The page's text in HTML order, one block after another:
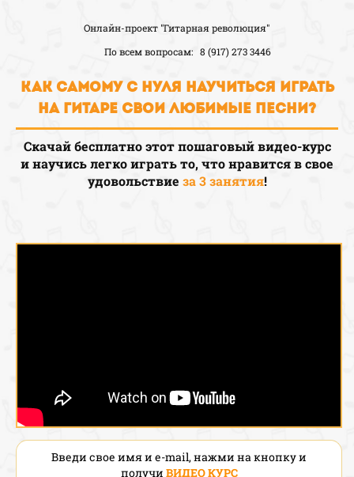
Онлайн-проект "Гитарная революция"
По всем вопросам: 8 (917) 273 3446
Как самому с нуля научиться играть
на гитаре свои любимые песни?
Скачай бесплатно этот пошаговый видео-курс
инаучись легко играть то, что нравится в свое
удовольствие за 3 занятия!
Введи свое имя и e-mail, нажми на кнопкуи
получи ВИДЕО КУРС